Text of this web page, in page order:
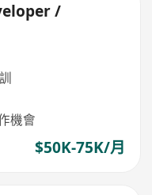
/
機會
$50K-75K/月